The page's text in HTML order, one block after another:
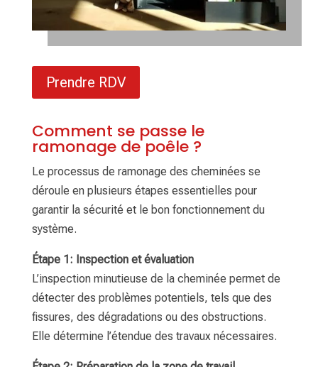
Comment se passe le
ramonage de poêle ?
Le processus de ramonage des cheminées se
déroule en plusieurs étapes essentielles pour
garantir la sécurité et le bon fonctionnement du
système.
Étape 1: Inspection et évaluation
L’inspection minutieuse de la cheminée permet de
détecter des problèmes potentiels, tels que des
fissures, des dégradations ou des obstructions.
Elle détermine l’étendue des travaux nécessaires.
Prendre RDV